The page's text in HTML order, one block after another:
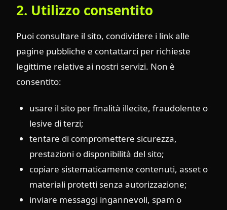
2. Utilizzo consentito
Puoi consultare il sito, condividere i link alle
pagine pubbliche e contattarci per richieste
legittime relative ai nostri servizi. Non è
consentito:
usare il sito per finalità illecite, fraudolente o
lesive di terzi;
tentare di compromettere sicurezza,
prestazioni o disponibilità del sito;
copiare sistematicamente contenuti, asset o
materiali protetti senza autorizzazione;
inviare messaggi ingannevoli, spam o